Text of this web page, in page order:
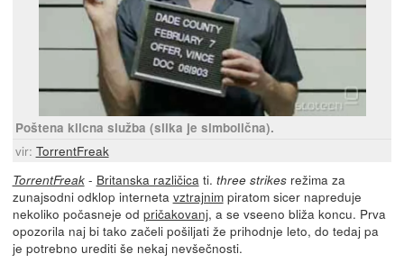
Poštena klicna služba (slika je simbolična).
vir: TorrentFreak
TorrentFreak- Britanska različicati. three strikesrežima za
zunajsodni odklop interneta vztrajnimpiratom sicer napreduje
nekoliko počasneje od pričakovanj, a se vseeno bliža koncu. Prva
opozorila naj bi tako začeli pošiljati že prihodnje leto, do tedaj pa
je potrebno urediti še nekaj nevšečnosti.